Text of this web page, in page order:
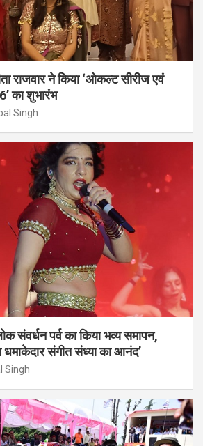
राजवार ने किया ‘ओकल्ट सीरीज एवं
का शुभारंभ
Singh
संवर्धन पर्व का किया भव्य समापन,
धमाकेदार संगीत संध्या का आनंद’
Singh